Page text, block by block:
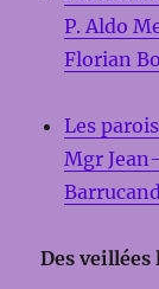
P. Aldo
Florian
Les
Mgr
Des